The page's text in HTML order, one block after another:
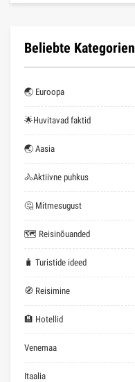
Beliebte Kategorien
🌏 Euroopa
🌟Huvitavad faktid
🌏 Aasia
🚴Aktiivne puhkus
🤔 Mitmesugust
🗺 Reisinõuanded
🧳 Turistide ideed
🧭 Reisimine
🏨 Hotellid
Venemaa
Itaalia